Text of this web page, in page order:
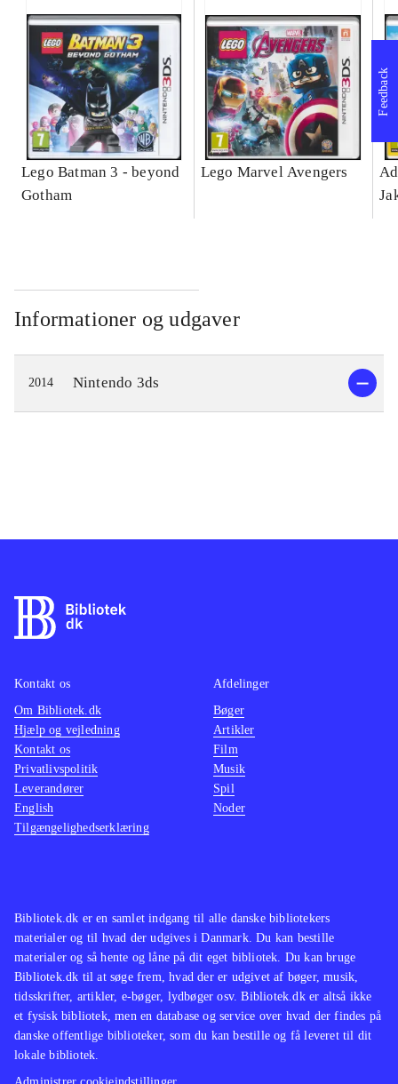
Lego Batman 3 - beyond
Gotham
Lego Marvel Avengers
Informationer og udgaver
2014 Nintendo 3ds
Feedback
Bibliotek.dk er en samlet indgang til alle danske bibliotekers
materialer og til hvad der udgives i Danmark. Du kan bestille
materialer og så hente og låne på dit eget bibliotek. Du kan bruge
Bibliotek.dk til at søge frem, hvad der er udgivet af bøger, musik,
tidsskrifter, artikler, e-bøger, lydbøger osv. Bibliotek.dk er altså ikke
et fysisk bibliotek, men en database og service over hvad der findes på
danske offentlige biblioteker, som du kan bestille og få leveret til dit
lokale bibliotek.
Kontakt os
Om Bibliotek.dk
Hjælp og vejledning
Kontakt os
Privatlivspolitik
Leverandører
English
Tilgængelighedserklæring
Afdelinger
Bøger
Artikler
Film
Musik
Spil
Noder